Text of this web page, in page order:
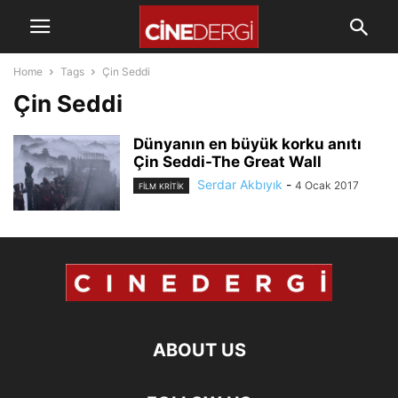
Home Tags Çin Seddi
Çin Seddi
Dünyanın en büyük korku anıtı
Çin Seddi-The Great Wall
FILM KRITIK Serdar Akbıyık - 4 Ocak 2017
ABOUT US